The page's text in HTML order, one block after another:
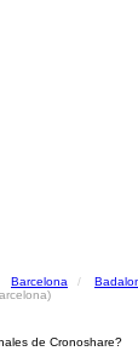
Barcelona
de Cronoshare?